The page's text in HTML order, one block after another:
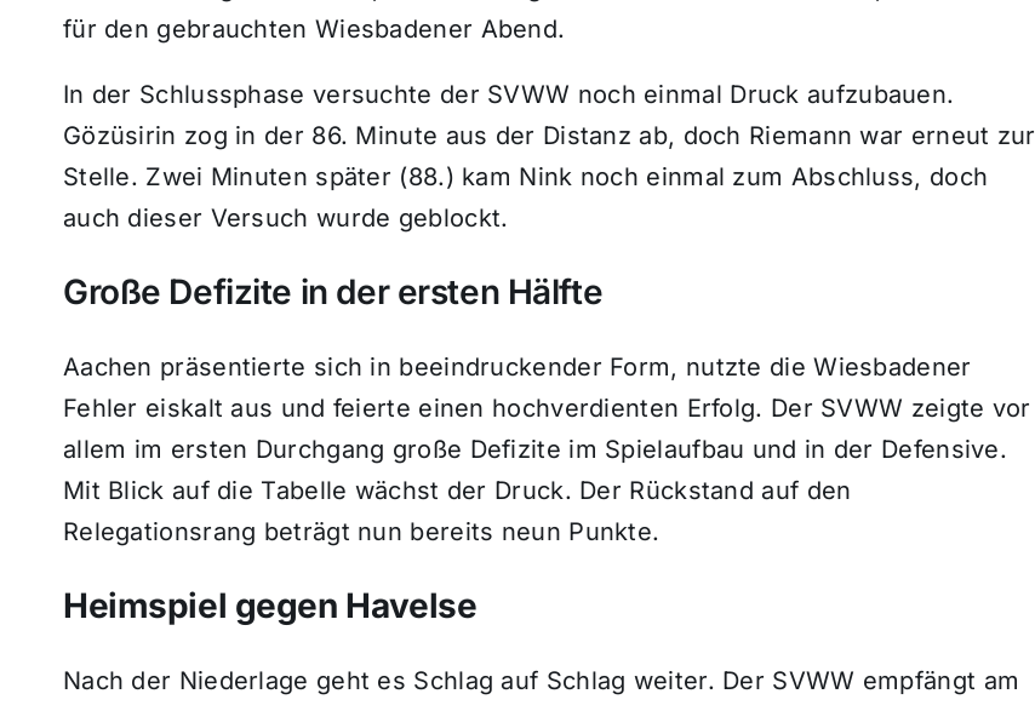
für den gebrauchten Wiesbadener Abend.
In der Schlussphase versuchte der SVWW noch einmal Druck aufzubauen.
Gözüsirin zog in der 86. Minute aus der Distanz ab, doch Riemann war erneut zur
Stelle. Zwei Minuten später (88.) kam Nink noch einmal zum Abschluss, doch
auch dieser Versuch wurde geblockt.
Große Defizite in der ersten Hälfte
Aachen präsentierte sich in beeindruckender Form, nutzte die Wiesbadener
Fehler eiskalt aus und feierte einen hochverdienten Erfolg. Der SVWW zeigte vor
allem im ersten Durchgang große Defizite im Spielaufbau und in der Defensive.
Mit Blick auf die Tabelle wächst der Druck. Der Rückstand auf den
Relegationsrang beträgt nun bereits neun Punkte.
Heimspiel gegen Havelse
Nach der Niederlage geht es Schlag auf Schlag weiter. Der SVWW empfängt am